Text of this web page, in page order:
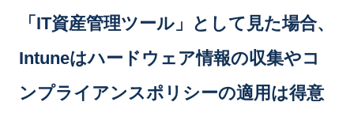
「IT資産管理ツール」として見た場合、
Intuneはハードウェア情報の収集やコ
ンプライアンスポリシーの適用は得意